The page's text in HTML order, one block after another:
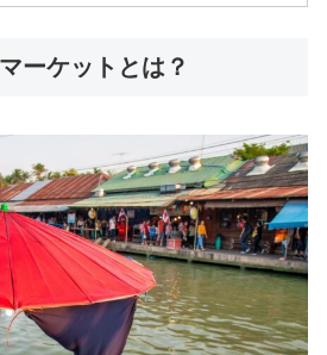
ーケットとは？